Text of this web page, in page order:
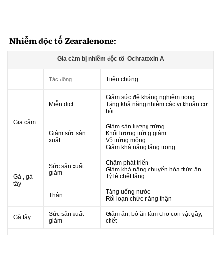
Nhiễm độc tố Zearalenone:
Gia cầm bị nhiễm độc tố Ochratoxin A
Tác động Triệu chứng
Gia cầm
Miễn dịch
Giảm sức đề kháng nghiêm trọng
Tăng khả năng nhiễm các vi khuẩn cơ
hôi
Giảm sức sản
xuất
Giảm sản lượng trứng
Khối lượng trứng giảm
Vỏ trứng mỏng
Giảm khả năng tăng trọng
Gà , gà
tây
Sức sản xuất
giảm
Chậm phát triển
Giảm khả năng chuyển hóa thức ăn
Tỷ lệ chết tăng
Thận
Tăng uống nước
Rối loạn chức năng thận
Gà tây
Sức sản xuất
giảm
Giảm ăn, bỏ ăn làm cho con vật gầy,
chết